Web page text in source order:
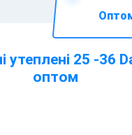
утеплені 25 -36
оптом